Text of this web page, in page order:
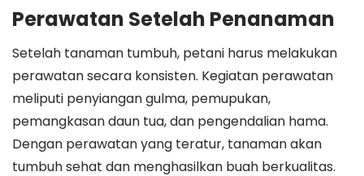
Perawatan Setelah Penanaman
Setelah tanaman tumbuh, petani harus melakukan
perawatan secara konsisten. Kegiatan perawatan
meliputi penyiangan gulma, pemupukan,
pemangkasan daun tua, dan pengendalian hama.
Dengan perawatan yang teratur, tanaman akan
tumbuh sehat dan menghasilkan buah berkualitas.